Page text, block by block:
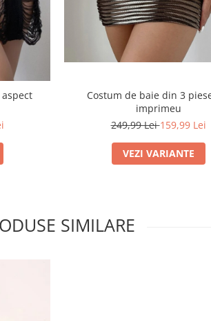
Costum de baie din 3
imprimeu
249,99 Lei159,99 Lei
VEZI VARIANTE
SIMILARE